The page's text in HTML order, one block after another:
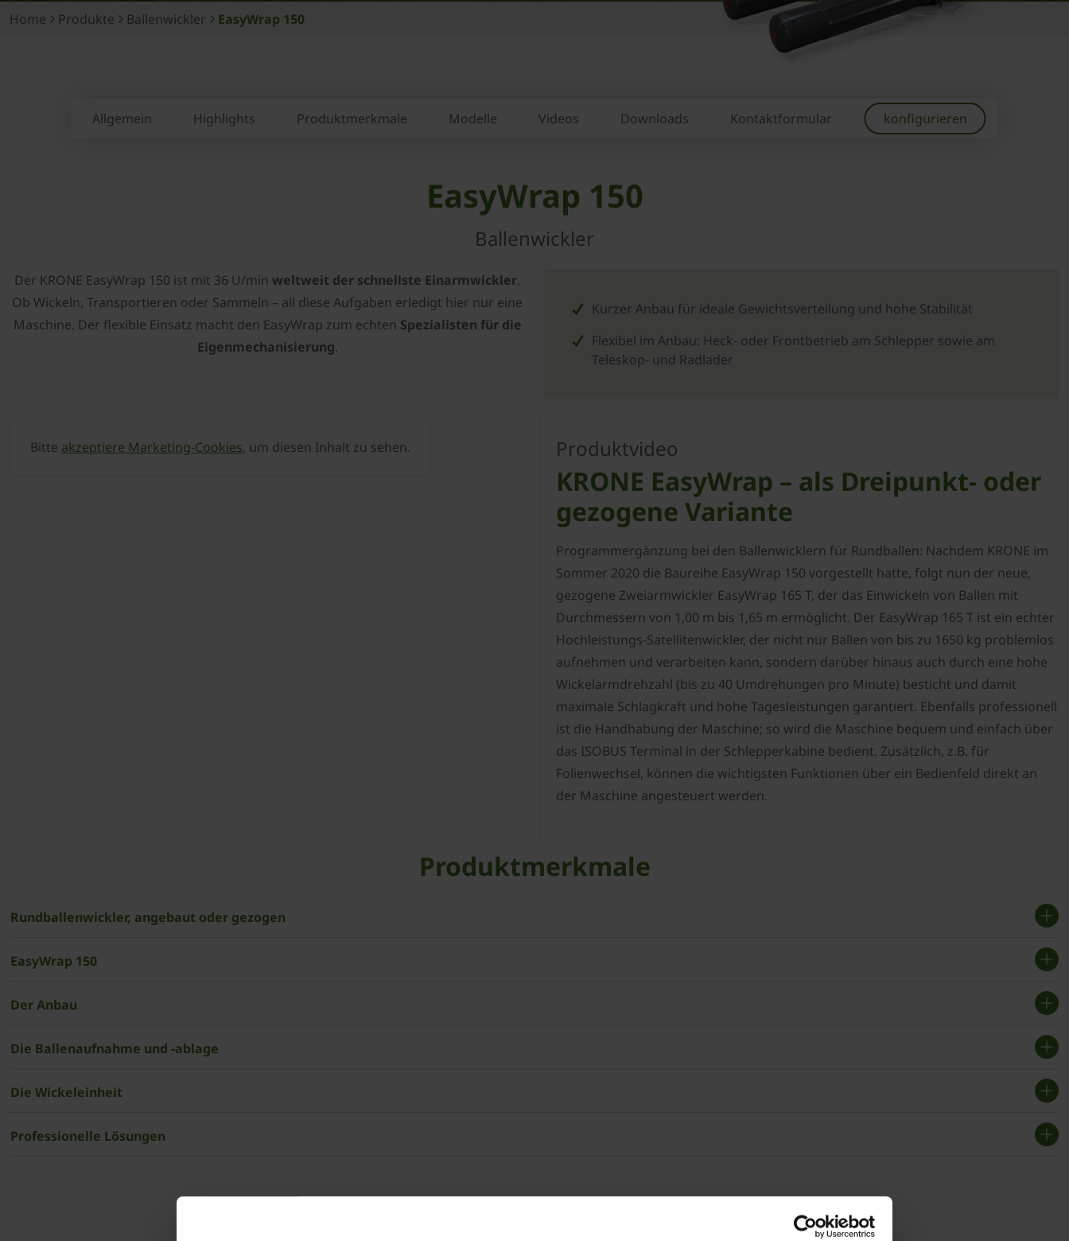
Home Produkte Ballenwickler EasyWrap 150
Allgemein Highlights Produktmerkmale Modelle Videos Downloads Kontaktformular konfigurieren
EasyWrap 150
Ballenwickler
Der ­KRONE EasyWrap 150 ist mit 36 U/min weltweit der schnellste Einarmwickler.
Ob Wickeln, Transportieren oder Sammeln – all diese Aufgaben erledigt hier nur eine
Maschine. Der flexible Einsatz macht den EasyWrap zum echten Spezialisten für die
Eigenmechanisierung.
Kurzer Anbau für ideale Gewichtsverteilung und hohe Stabilität
Flexibel im Anbau: Heck- oder Frontbetrieb am Schlepper sowie am
Teleskop- und Radlader
Bitte akzeptiere Marketing-Cookies, um diesen Inhalt zu sehen. Produktvideo
KRONE EasyWrap – als Dreipunkt- oder
gezogene Variante
Programmergänzung bei den Ballenwicklern für Rundballen: Nachdem KRONE im
Sommer 2020 die Baureihe EasyWrap 150 vorgestellt hatte, folgt nun der neue,
gezogene Zweiarmwickler EasyWrap 165 T, der das Einwickeln von Ballen mit
Durchmessern von 1,00 m bis 1,65 m ermöglicht. Der EasyWrap 165 T ist ein echter
Hochleistungs-Satellitenwickler, der nicht nur Ballen von bis zu 1650 kg problemlos
aufnehmen und verarbeiten kann, sondern darüber hinaus auch durch eine hohe
Wickelarmdrehzahl (bis zu 40 Umdrehungen pro Minute) besticht und damit
maximale Schlagkraft und hohe Tagesleistungen garantiert. Ebenfalls professionell
ist die Handhabung der Maschine; so wird die Maschine bequem und einfach über
das ISOBUS Terminal in der Schlepperkabine bedient. Zusätzlich, z.B. für
Folienwechsel, können die wichtigsten Funktionen über ein Bedienfeld direkt an
der Maschine angesteuert werden.
Produktmerkmale
Rundballenwickler, angebaut oder gezogen
EasyWrap 150
Der Anbau
Die Ballenaufnahme und -ablage
Die Wickeleinheit
Professionelle Lösungen